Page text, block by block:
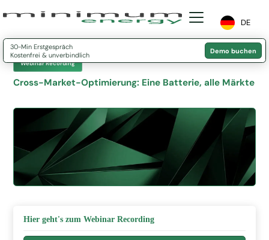
DE
30-Min Erstgespräch
Kostenfrei & unverbindlich
Demo buchen
Webinar Recording
Cross-Market-Optimierung: Eine Batterie, alle Märkte
Hier geht's zum Webinar Recording